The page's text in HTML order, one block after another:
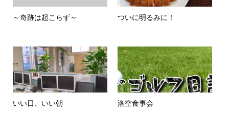
～奇跡は起こらず～ ついに明るみに！
いい日、いい朝 洛空食事会